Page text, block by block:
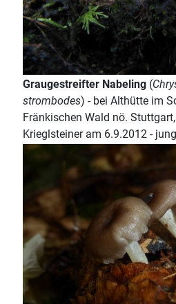
Graugestreifter Nabeling (
strombodes) - bei Althütte im
Fränkischen Wald nö.
Krieglsteiner am 6.9.2012 -